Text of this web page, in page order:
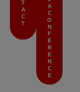
T
A
C
T
A
C
O
N
F
É
R
E
N
C
E